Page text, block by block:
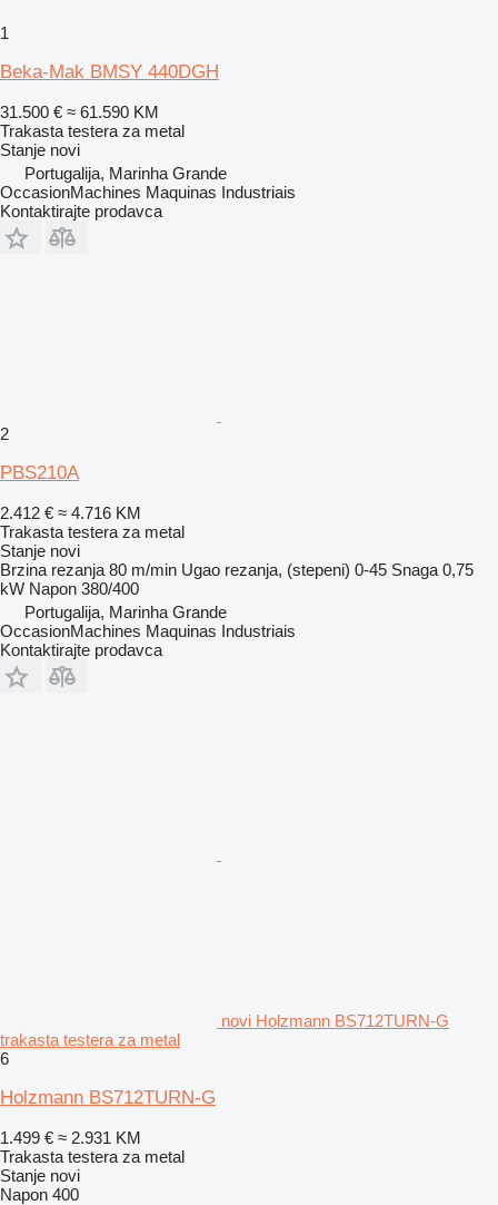
1
Beka-Mak BMSY 440DGH
31.500 € ≈ 61.590 KM
Trakasta testera za metal
Stanje novi
Portugalija, Marinha Grande
OccasionMachines Maquinas Industriais
Kontaktirajte prodavca
2
PBS210A
2.412 € ≈ 4.716 KM
Trakasta testera za metal
Stanje novi
Brzina rezanja 80 m/min Ugao rezanja, (stepeni) 0-45 Snaga 0,75
kW Napon 380/400
Portugalija, Marinha Grande
OccasionMachines Maquinas Industriais
Kontaktirajte prodavca
novi Holzmann BS712TURN-G
trakasta testera za metal
6
Holzmann BS712TURN-G
1.499 € ≈ 2.931 KM
Trakasta testera za metal
Stanje novi
Napon 400